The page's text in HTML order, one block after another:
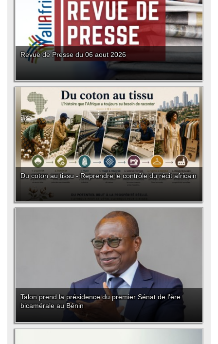
Revue de Presse du 06 aout 2026
Du coton au tissu - Reprendre le contrôle du récit africain
Talon prend la présidence du premier Sénat de l'ère
bicamérale au Bénin